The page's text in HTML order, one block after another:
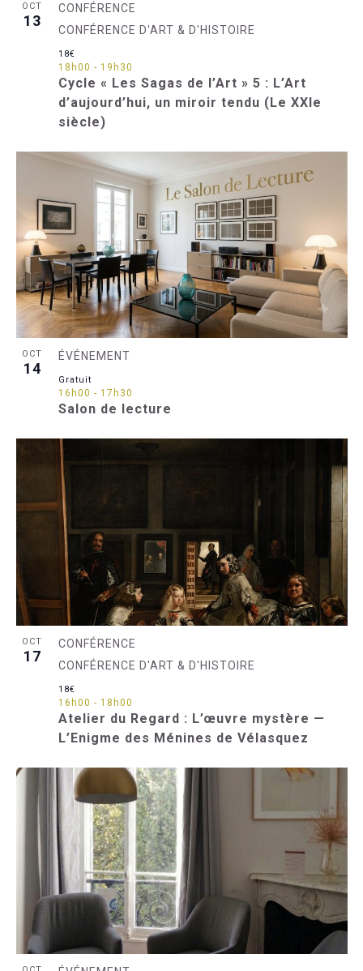
OCT
13
Cycle « Les Sagas de l’Art » 5 : L’Art
d’aujourd’hui, un miroir tendu (Le XXIe
siècle)
CONFÉRENCE
CONFÉRENCE D'ART & D'HISTOIRE
18h00 - 19h30
18€
OCT
14
Salon de lecture
ÉVÉNEMENT
16h00 - 17h30
Gratuit
OCT
17
Atelier du Regard : L’œuvre mystère —
L’Enigme des Ménines de Vélasquez
CONFÉRENCE
CONFÉRENCE D'ART & D'HISTOIRE
16h00 - 18h00
18€